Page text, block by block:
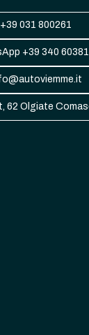
+39 031 800261
+39 340
62 Olgiate